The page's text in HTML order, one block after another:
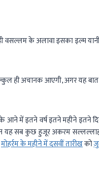
वसल्लम के अलावा इसका इल्म
ही अचानक आएगी, अगर यह बात
में इतने वर्ष इतने महीने इतने
यह सब कुछ हुजूर अकरम
मोहर्रम के महीने में दसवीं तारीखको